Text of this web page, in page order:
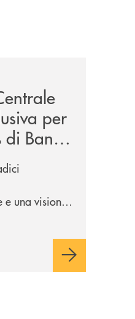
per
Banca
e una visione